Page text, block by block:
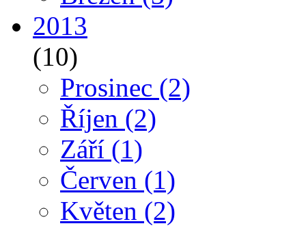
2013
(10)
Prosinec (2)
Říjen (2)
Září (1)
Červen (1)
Květen (2)